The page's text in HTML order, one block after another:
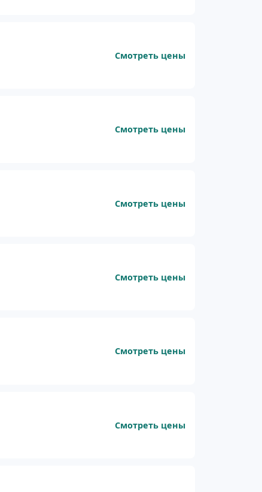
Смотреть цены
Смотреть цены
Смотреть цены
Смотреть цены
Смотреть цены
Смотреть цены